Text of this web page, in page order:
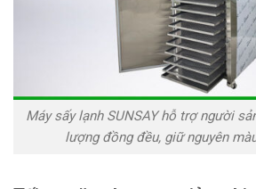
Máy sấy lạnh SUNSAY hỗ trợ người
lượng đồng đều, giữ nguyên